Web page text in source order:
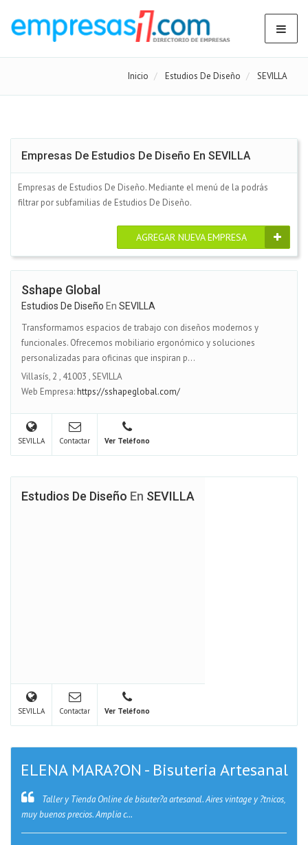
Inicio Estudios De Diseño SEVILLA
Empresas De Estudios De Diseño En SEVILLA
Empresas de Estudios De Diseño. Mediante el menú de la podrás
filtrar por subfamilias de Estudios De Diseño.
AGREGAR NUEVA EMPRESA
Sshape Global
Estudios De Diseño En SEVILLA
Transformamos espacios de trabajo con diseños modernos y
funcionales. Ofrecemos mobiliario ergonómico y soluciones
personalizadas para oficinas que inspiran p...
Villasís, 2 , 41003 ,SEVILLA
Web Empresa:https://sshapeglobal.com/
SEVILLA Contactar Ver Teléfono
Estudios De Diseño En SEVILLA
SEVILLA Contactar Ver Teléfono
ELENA MARA?ON - Bisuteria Artesanal
Taller y Tienda Online de bisuter?a artesanal. Aires vintage y ?tnicos,
muy buenos precios. Amplia c...